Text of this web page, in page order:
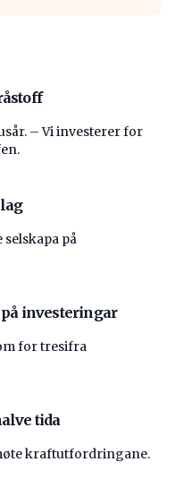
– Vi investerer for
på
investeringar
for tresifra
tida
kraftutfordringane.